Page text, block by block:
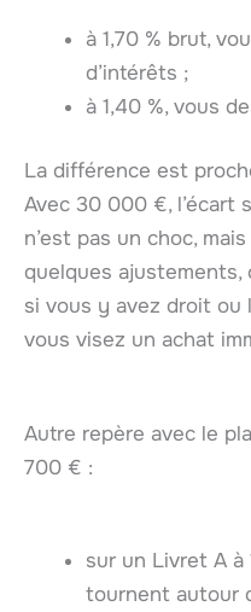
à 1,70 % brut,
d’intérêts ;
à 1,40 %, vous
La différence est
Avec 30 000 €, l’écart
n’est pas un choc,
quelques ajustements,
si vous y avez droit ou
vous visez un achat
Autre repère avec le
700 € :
sur un Livret A à
tournent autour